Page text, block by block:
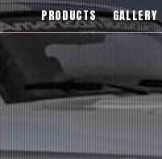
ィ
PRODUCTS GALLERY